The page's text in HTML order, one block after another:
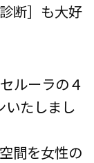
断］も大好
ルーラの４
いたしまし
間を女性の